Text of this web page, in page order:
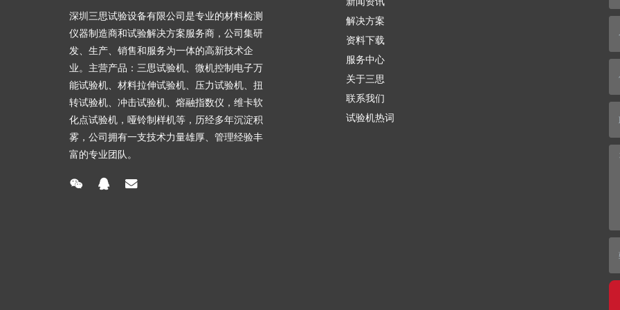
深圳三思试验设备有限公司是专业的材料检测
仪器制造商和试验解决方案服务商，公司集研
发、生产、销售和服务为一体的高新技术企
业。主营产品：三思试验机、微机控制电子万
能试验机、材料拉伸试验机、压力试验机、扭
转试验机、冲击试验机、熔融指数仪，维卡软
化点试验机，哑铃制样机等，历经多年沉淀积
雾，公司拥有一支技术力量雄厚、管理经验丰
富的专业团队。
解决方案
资料下载
服务中心
关于三思
联系我们
试验机热词